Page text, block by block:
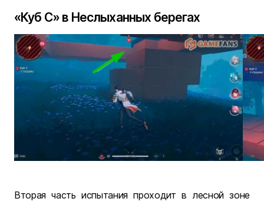
«Куб С» в Неслыханных берегах
Вторая часть испытания проходит в лесной зоне